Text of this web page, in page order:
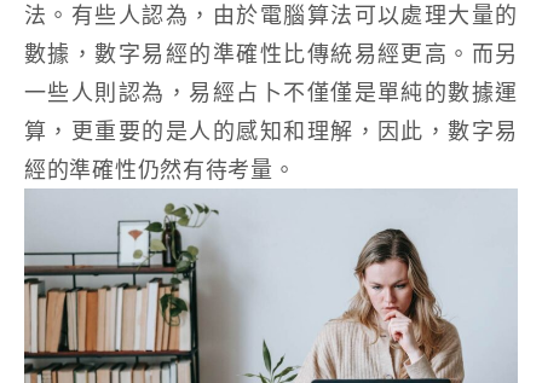
法。有些人認為，由於電腦算法可以處理大量的
數據，數字易經的準確性比傳統易經更高。而另
一些人則認為，易經占卜不僅僅是單純的數據運
算，更重要的是人的感知和理解，因此，數字易
經的準確性仍然有待考量。